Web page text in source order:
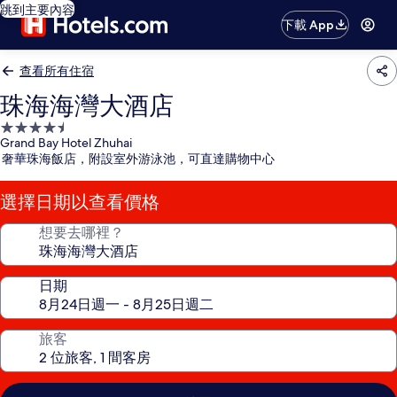
跳到主要內容
下載 App
查看所有住宿
珠海海灣大酒店
4.5
星
級
住
宿
Grand Bay Hotel Zhuhai
奢華珠海飯店，附設室外游泳池，可直達購物中心
選擇日期以查看價格
想要去哪裡？
日期
旅客